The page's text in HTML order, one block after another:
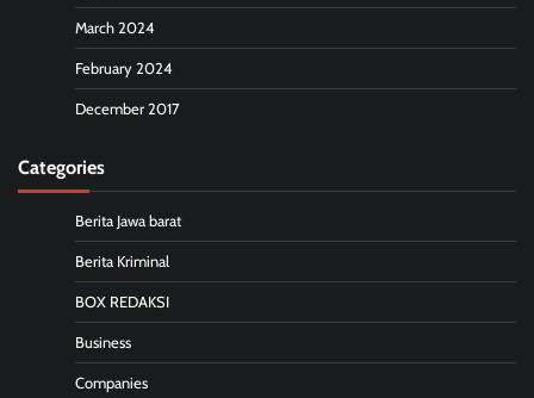
March 2024
February 2024
December 2017
Categories
Berita Jawa barat
Berita Kriminal
BOX REDAKSI
Business
Companies